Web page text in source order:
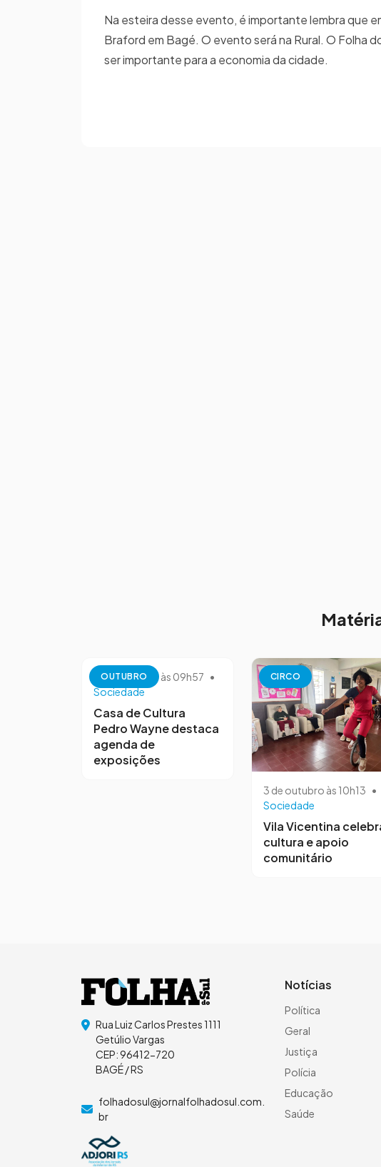
Na esteira desse evento, é importante lembra que
Braford em Bagé. O evento será na Rural. O Folha
ser importante para a economia da cidade.
OUTUBRO
13 de outubro às 09h57 •
Sociedade
Casa de Cultura
Pedro Wayne destaca
agenda de
exposições
CIRCO
3 de outubro às 10h13 •
Sociedade
Vila Vicentina
cultura e apoio
comunitário
Rua Luiz Carlos Prestes 1111
Getúlio Vargas
CEP: 96412-720
BAGÉ / RS
folhadosul@jornalfolhadosul.com.
br
Notícias
Política
Geral
Justiça
Polícia
Educação
Saúde